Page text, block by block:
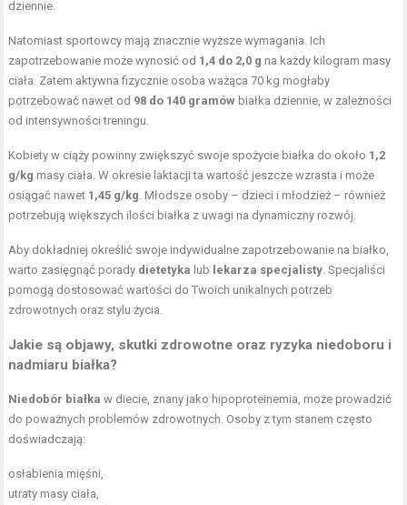
dziennie.
Natomiast sportowcy mają znacznie wyższe wymagania. Ich
zapotrzebowanie może wynosić od 1,4 do 2,0 g na każdy kilogram masy
ciała. Zatem aktywna fizycznie osoba ważąca 70 kg mogłaby
potrzebować nawet od 98 do 140 gramów białka dziennie, w zależności
od intensywności treningu.
Kobiety w ciąży powinny zwiększyć swoje spożycie białka do około 1,2
g/kg masy ciała. W okresie laktacji ta wartość jeszcze wzrasta i może
osiągać nawet 1,45 g/kg . Młodsze osoby – dzieci i młodzież – również
potrzebują większych ilości białka z uwagi na dynamiczny rozwój.
Aby dokładniej określić swoje indywidualne zapotrzebowanie na białko,
warto zasięgnąć porady dietetyka lub lekarza specjalisty . Specjaliści
pomogą dostosować wartości do Twoich unikalnych potrzeb
zdrowotnych oraz stylu życia.
Jakie są objawy, skutki zdrowotne oraz ryzyka niedoboru i
nadmiaru białka?
Niedobór białka w diecie, znany jako hipoproteinemia, może prowadzić
do poważnych problemów zdrowotnych. Osoby z tym stanem często
doświadczają:
osłabienia mięśni,
utraty masy ciała